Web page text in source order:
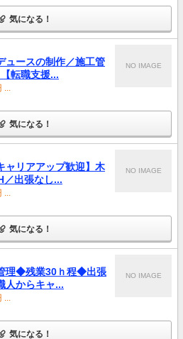
気になる！
ュースの制作／施工管
転職支援...
NO IMAGE
気になる！
ャリアアップ歓迎】木
／出張なし...
NO IMAGE
気になる！
理◆残業30ｈ程◆出張
からキャ...
NO IMAGE
気になる！